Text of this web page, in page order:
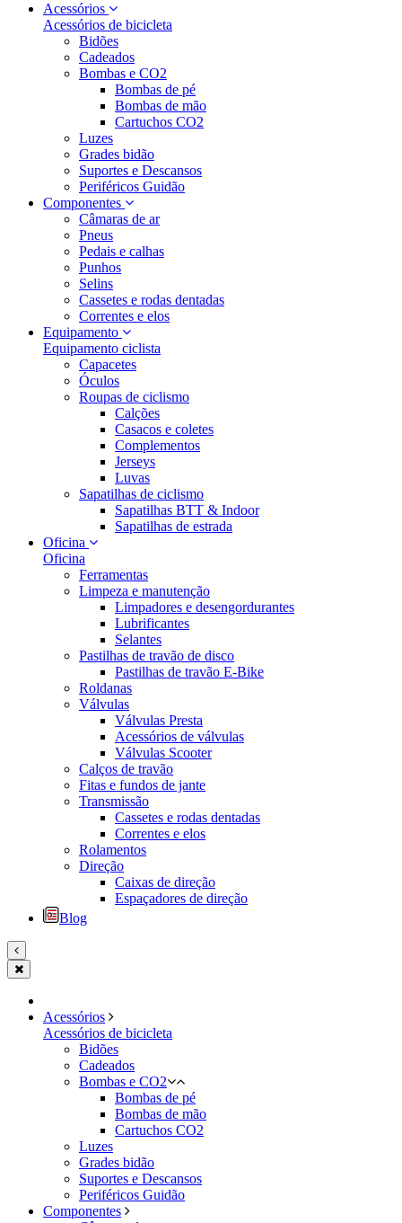
Acessórios
Acessórios de bicicleta
Bidões
Cadeados
Bombas e CO2
Bombas de pé
Bombas de mão
Cartuchos CO2
Luzes
Grades bidão
Suportes e Descansos
Periféricos Guidão
Componentes
Câmaras de ar
Pneus
Pedais e calhas
Punhos
Selins
Cassetes e rodas dentadas
Correntes e elos
Equipamento
Equipamento ciclista
Capacetes
Óculos
Roupas de ciclismo
Calções
Casacos e coletes
Complementos
Jerseys
Luvas
Sapatilhas de ciclismo
Sapatilhas BTT & Indoor
Sapatilhas de estrada
Oficina
Oficina
Ferramentas
Limpeza e manutenção
Limpadores e desengordurantes
Lubrificantes
Selantes
Pastilhas de travão de disco
Pastilhas de travão E-Bike
Roldanas
Válvulas
Válvulas Presta
Acessórios de válvulas
Válvulas Scooter
Calços de travão
Fitas e fundos de jante
Transmissão
Cassetes e rodas dentadas
Correntes e elos
Rolamentos
Direção
Caixas de direção
Espaçadores de direção
Blog
Acessórios
Acessórios de bicicleta
Bidões
Cadeados
Bombas e CO2
Bombas de pé
Bombas de mão
Cartuchos CO2
Luzes
Grades bidão
Suportes e Descansos
Periféricos Guidão
Componentes